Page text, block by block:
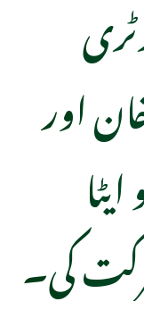
اور
کی۔